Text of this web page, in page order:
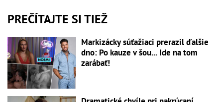
PREČÍTAJTE SI TIEŽ
Markizácky súťažiaci prerazil ďalšie
dno: Po kauze v šou... Ide na tom
zarábať!